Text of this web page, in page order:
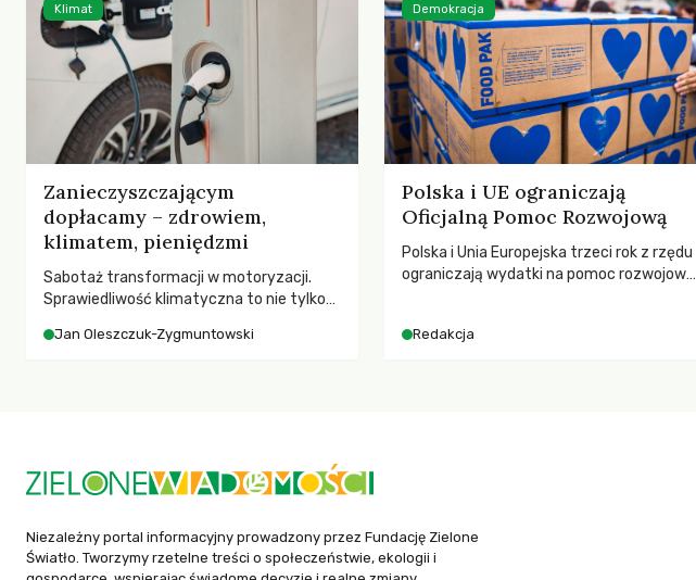
Zanieczyszczającym
dopłacamy – zdrowiem,
klimatem, pieniędzmi
Sabotaż transformacji w motoryzacji.
Sprawiedliwość klimatyczna to nie tylko
ponosi konsekwencje globalnego
Jan Oleszczuk-Zygmuntowski
Klimat
Polska i UE ograniczają
Oficjalną Pomoc Rozwojową
Polska i Unia Europejska trzeci rok z rzędu
ograniczają wydatki na pomoc rozwojową
dla krajów najbardziej potrzebujących, a
Redakcja
Demokracja
Niezależny portal informacyjny prowadzony przez Fundację Zielone
Światło. Tworzymy rzetelne treści o społeczeństwie, ekologii i